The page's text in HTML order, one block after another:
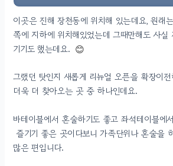
이곳은 진해 장천동에 위치해 있는데요, 원래
쪽에 지하에 위치해있었는데 그때만해도 사실
기기도 했는데요. 😊
그랬던 탓인지 새롭게 리뉴얼 오픈을 확장이
더욱 더 찾아오는 곳 중 하나인데요.
바테이블에서 혼술하기도 좋고 좌석테이블에
즐기기 좋은 곳이다보니 가족단위나 혼술을
많은 편입니다.